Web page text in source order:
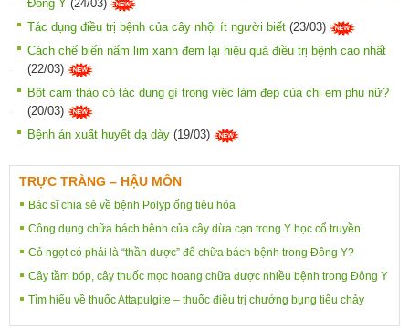
Đông Y (24/03)
Tác dụng điều trị bệnh của cây nhội ít người biết (23/03)
Cách chế biến nấm lim xanh đem lại hiệu quả điều trị bệnh cao nhất
(22/03)
Bột cam thảo có tác dụng gì trong việc làm đẹp của chị em phụ nữ?
(20/03)
Bệnh án xuất huyết dạ dày (19/03)
TRỰC TRÀNG – HẬU MÔN
Bác sĩ chia sẻ về bệnh Polyp ống tiêu hóa
Công dụng chữa bách bệnh của cây dừa cạn trong Y học cổ truyền
Cỏ ngọt có phải là “thần dược” để chữa bách bệnh trong Đông Y?
Cây tầm bóp, cây thuốc mọc hoang chữa được nhiều bệnh trong Đông Y
Tìm hiểu về thuốc Attapulgite – thuốc điều trị chướng bụng tiêu chảy